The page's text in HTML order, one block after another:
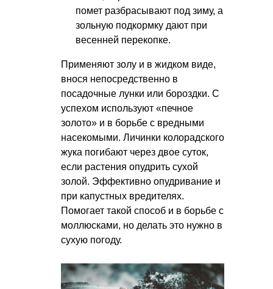
помет разбрасывают под зиму, а
зольную подкормку дают при
весенней перекопке.
Применяют золу и в жидком виде,
внося непосредственно в
посадочные лунки или бороздки. С
успехом используют «печное
золото» и в борьбе с вредными
насекомыми. Личинки колорадского
жука погибают через двое суток,
если растения опудрить сухой
золой. Эффективно опудривание и
при капустных вредителях.
Помогает такой способ и в борьбе с
моллюсками, но делать это нужно в
сухую погоду.